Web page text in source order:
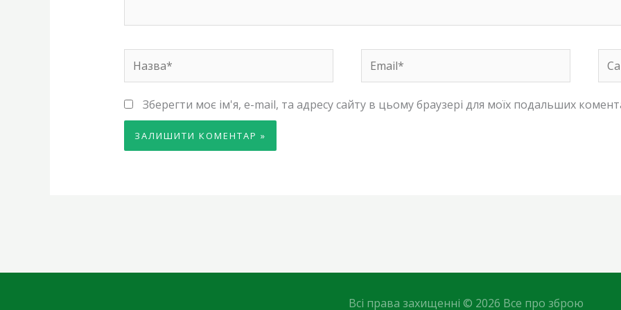
Назва* Email*
Зберегти моє ім'я, e-mail, та адресу сайту в цьому браузері для моїх подальших
Всі права захищенні © 2026 Все про зброю